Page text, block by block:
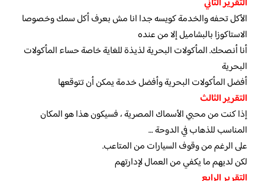
الأكل تحفه والخدمة كويسه جدا انا مش بعرف أكل سمك وخصوصا
الاستاكوزا بالبشاميل إلا من عنده
أنا أنصحك. المأكولات البحرية لذيذة للغاية خاصة حساء المأكولات
البحرية
أفضل المأكولات البحرية وأفضل خدمة يمكن أن تتوقعها
التقرير الثالث
إذا كنت من محبي الأسماك المصرية ، فسيكون هذا هو المكان
المناسب للذهاب في الدوحة …
على الرغم من وقوف السيارات من المتاعب.
لكن لديهم ما يكفي من العمال لإدارتهم